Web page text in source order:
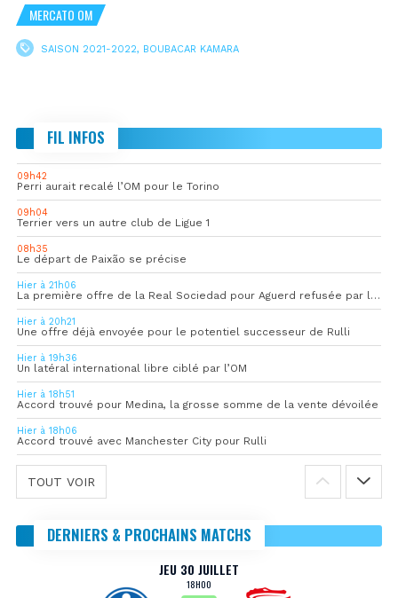
MERCATO OM
SAISON 2021-2022, BOUBACAR KAMARA
FIL INFOS
09h42
Perri aurait recalé l’OM pour le Torino
09h04
Terrier vers un autre club de Ligue 1
08h35
Le départ de Paixão se précise
Hier à 21h06
La première offre de la Real Sociedad pour Aguerd refusée par l’OM
Hier à 20h21
Une offre déjà envoyée pour le potentiel successeur de Rulli
Hier à 19h36
Un latéral international libre ciblé par l’OM
Hier à 18h51
Accord trouvé pour Medina, la grosse somme de la vente dévoilée
Hier à 18h06
Accord trouvé avec Manchester City pour Rulli
TOUT VOIR
DERNIERS & PROCHAINS MATCHS
JEU 30 JUILLET
18H00